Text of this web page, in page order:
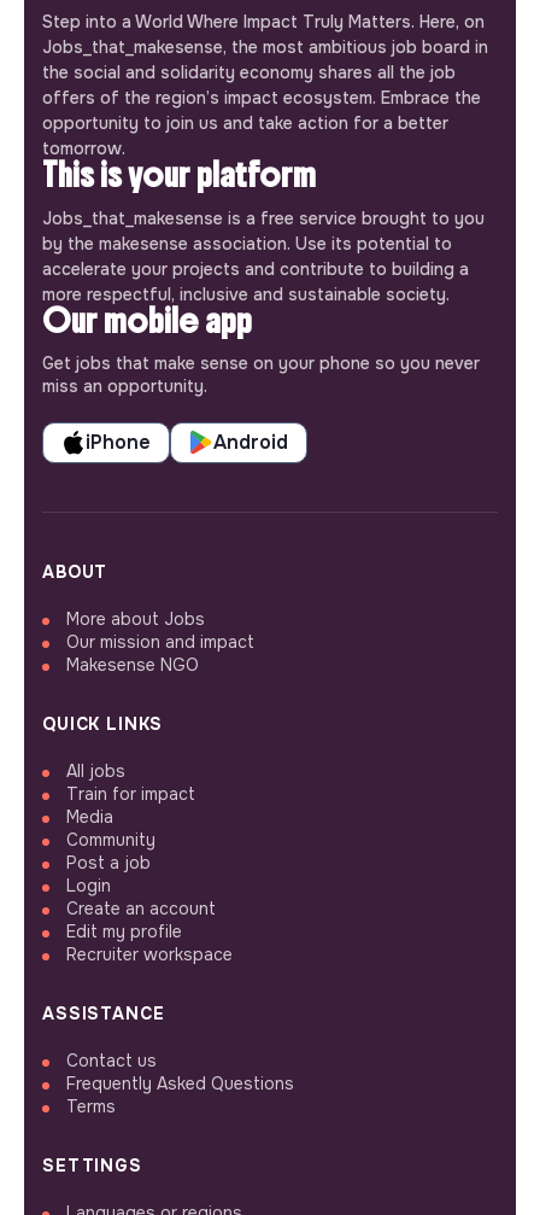
Step into a World Where Impact Truly Matters. Here, on
Jobs_that_makesense, the most ambitious job board in
the social and solidarity economy shares all the job
offers of the region’s impact ecosystem. Embrace the
opportunity to join us and take action for a better
tomorrow.
This is your platform
Jobs_that_makesense is a free service brought to you
by the makesense association. Use its potential to
accelerate your projects and contribute to building a
more respectful, inclusive and sustainable society.
Our mobile app
Get jobs that make sense on your phone so you never
miss an opportunity.
iPhone Android
ABOUT
More about Jobs
Our mission and impact
Makesense NGO
QUICK LINKS
All jobs
Train for impact
Media
Community
Post a job
Login
Create an account
Edit my profile
Recruiter workspace
ASSISTANCE
Contact us
Frequently Asked Questions
Terms
SETTINGS